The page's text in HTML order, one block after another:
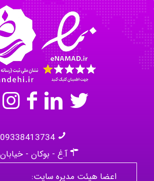
09338413734
آ.غ - بوکان - خیابان 55
اعضا هیئت مدیره سایت: